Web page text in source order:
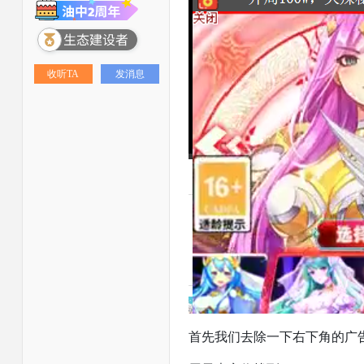
收听TA 发消息
首先我们去除一下右下角的广